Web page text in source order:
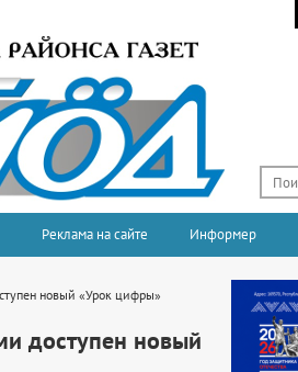
Реклама на сайте Информер
новый «Урок цифры»
доступен новый